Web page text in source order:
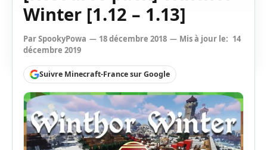
Winter [1.12 – 1.13]
ParSpookyPowa 18 décembre 2018 Mis à jour le: 14
décembre 2019
Suivre Minecraft-France sur Google